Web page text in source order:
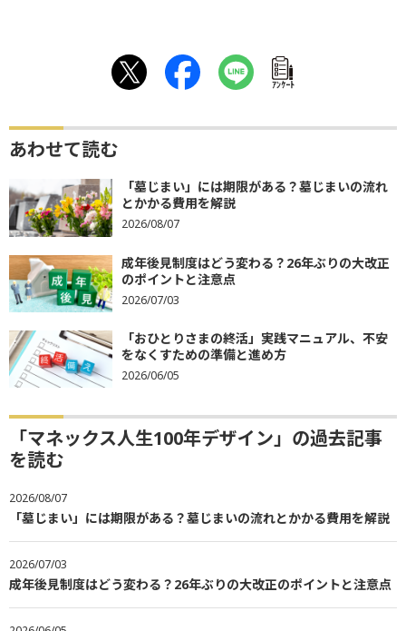
ｱﾝｹｰﾄ
あわせて読む
「墓じまい」には期限がある？墓じまいの流れ
とかかる費用を解説
2026/08/07
成年後見制度はどう変わる？26年ぶりの大改正
のポイントと注意点
2026/07/03
「おひとりさまの終活」実践マニュアル、不安
をなくすための準備と進め方
2026/06/05
「マネックス人生100年デザイン」の過去記事
を読む
2026/08/07
「墓じまい」には期限がある？墓じまいの流れとかかる費用を解説
2026/07/03
成年後見制度はどう変わる？26年ぶりの大改正のポイントと注意点